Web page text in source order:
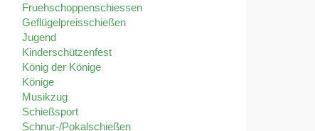
Fruehschoppenschiessen
Geflügelpreisschießen
Jugend
Kinderschützenfest
König der Könige
Könige
Musikzug
Schießsport
Schnur-/Pokalschießen